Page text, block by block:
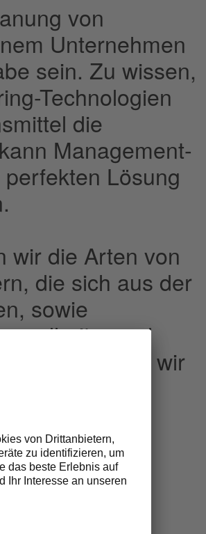
von
Unternehmen
sein. Zu wissen,
Technologien
die
Management-
Lösung
wir die Arten von
die sich aus der
sowie
und
werden wir
effektive